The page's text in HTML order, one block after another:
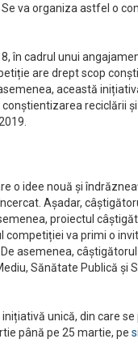
va organiza astfel o
în cadrul unui
are drept scop
această
reciclării
o idee nouă și
Așadar,
proiectul
va primi o
asemenea,
Sănătate Publică și
unică, din care
până pe 25 martie, pe